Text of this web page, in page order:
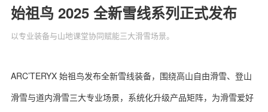
科 技
关于我们 联系我们
始祖鸟 2025 全新雪线系列正式发布
以专业装备与山地课堂协同赋能三大滑雪场景。
ARC’TERYX 始祖鸟发布全新雪线装备，围绕高山自由滑雪、登山
滑雪与道内滑雪三大专业场景，系统化升级产品矩阵，为滑雪爱好